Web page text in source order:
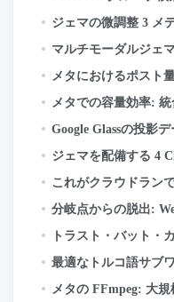
ジェマの微調整 3 メディカルQ用TPUにつ
マルチモーダルジェマの実現 4 E2B からエッジまで:
メタにおけるポスト量子暗号の移行: フレーム
メタでの容量効率: 統合 AI エージェントがハイパースケ
Google Glassの投影データ. 双
ジェマを配備する 4 Cloud Run 上で: 実際に使
これがクラウドラン
分岐点からの脱出: WebRTC 全体をメタ的
トラスト・バット・カナリア:
最適なトルコ語サブワード戦略 II: WordPiece がト
メタの FFmpeg: 大規模